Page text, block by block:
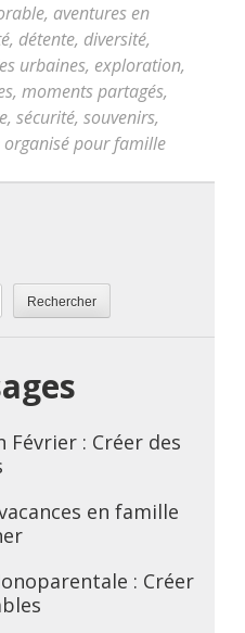
, aventures en
, détente, diversité,
urbaines, exploration,
, moments partagés,
, sécurité, souvenirs,
organisé pour famille
Rechercher
Février : Créer des
en famille
: Créer